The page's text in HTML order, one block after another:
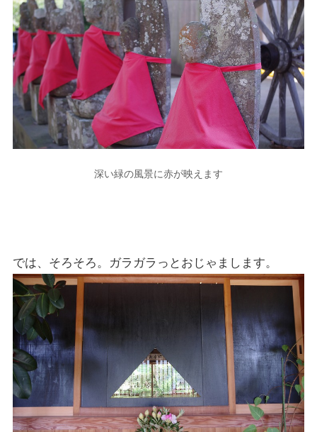
深い緑の風景に赤が映えます
では、そろそろ。ガラガラっとおじゃまします。